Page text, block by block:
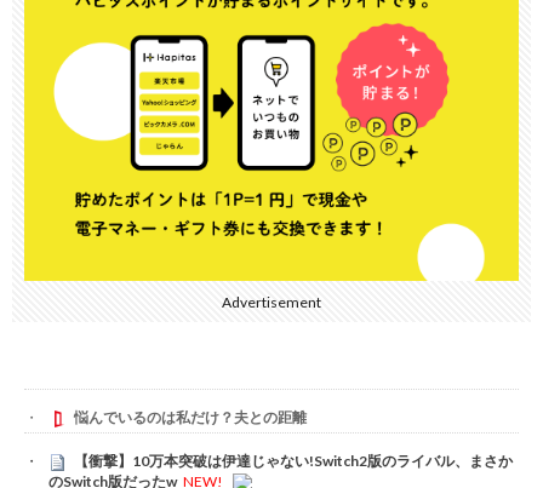
Advertisement
悩んでいるのは私だけ？夫との距離
【衝撃】10万本突破は伊達じゃない!Switch2版のライバル、まさか
のSwitch版だったw NEW!